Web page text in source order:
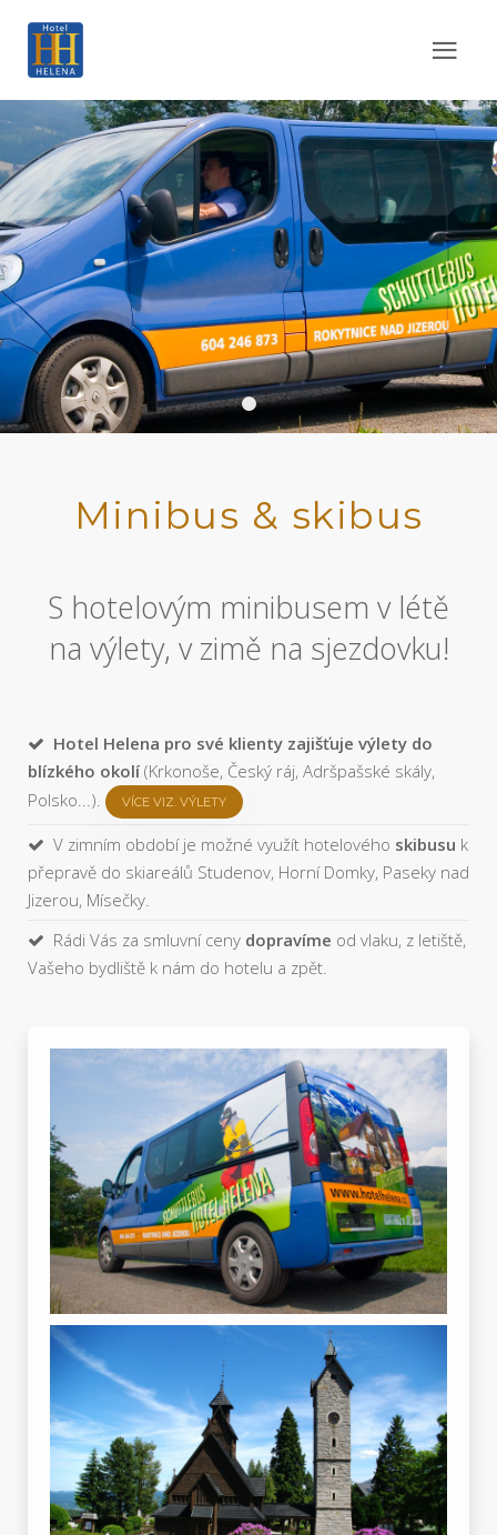
Minibus 01
Minibus & skibus
S hotelovým minibusem v létě
na výlety, v zimě na sjezdovku!
Hotel Helena pro své klienty zajišťuje výlety do
blízkého okolí (Krkonoše, Český ráj, Adršpašské skály,
Polsko...).
VÍCE VIZ. VÝLETY
V zimním období je možné využít hotelového skibusu k
přepravě do skiareálů Studenov, Horní Domky, Paseky nad
Jizerou, Mísečky.
Rádi Vás za smluvní ceny dopravíme od vlaku, z letiště,
Vašeho bydliště k nám do hotelu a zpět.